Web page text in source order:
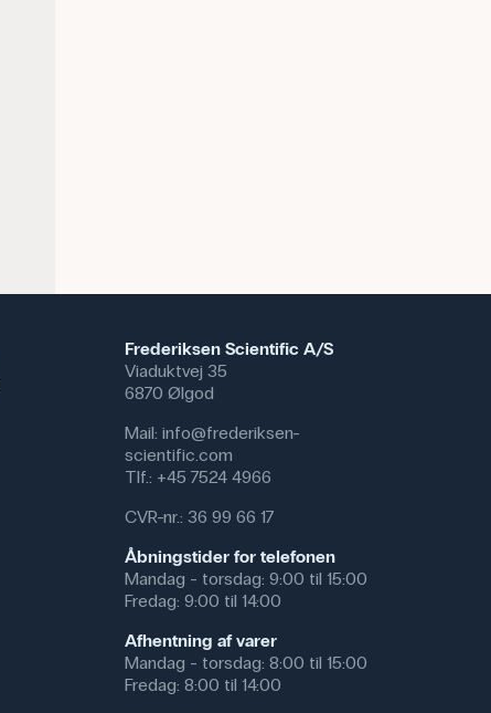
Frederiksen Scientific A/S
Viaduktvej 35
6870 Ølgod
Mail: info@frederiksen-
scientific.com
Tlf.: +45 7524 4966
CVR-nr.: 36 99 66 17
Åbningstider for telefonen
Mandag - torsdag: 9:00 til 15:00
Fredag: 9:00 til 14:00
Afhentning af varer
Mandag - torsdag: 8:00 til 15:00
Fredag: 8:00 til 14:00